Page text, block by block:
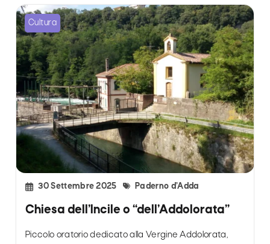
Cultura
Chiesa dell’Incile o “dell’Addolorata”
30 Settembre 2025 Paderno d’Adda
Piccolo oratorio dedicato alla Vergine Addolorata,